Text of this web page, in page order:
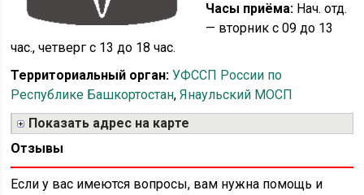
Часы приёма: Нач. отд.
— вторник с 09 до 13
час., четверг с 13 до 18 час.
Территориальный орган: УФССП России по
Республике Башкортостан,Янаульский МОСП
Показать адрес на карте
Отзывы
Если у вас имеются вопросы, вам нужна помощь и